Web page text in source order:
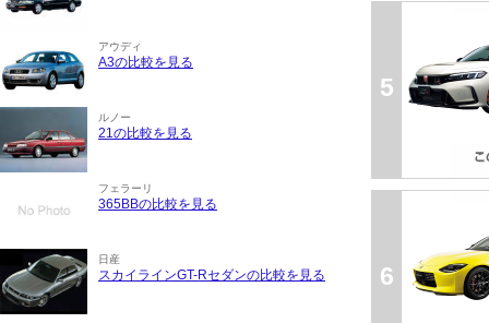
アウディ
A3の比較を見る
ルノー
21の比較を見る
フェラーリ
365BBの比較を見る
日産
スカイラインGT-Rセダンの比較を見る
5
6